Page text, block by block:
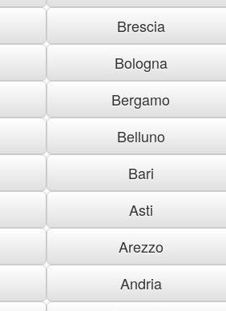
Brescia
Bologna
Bergamo
Belluno
Bari
Asti
Arezzo
Andria